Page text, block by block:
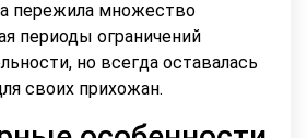
пережила множество
периоды ограничений
но всегда оставалась
своих прихожан.